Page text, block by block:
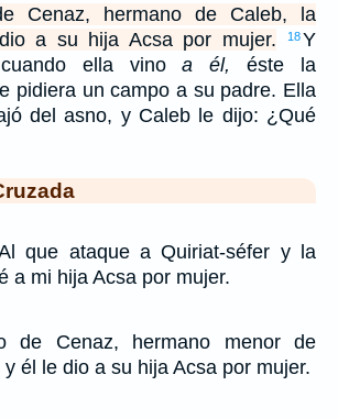
Cenaz, hermano de Caleb, la
a su hija Acsa por mujer.
18Y
ella vinoa él,
éste la
pidiera un campo a su padre. Ella
del asno, y Caleb le dijo: ¿Qué
que ataque a Quiriat-séfer y la
a mi hija Acsa por mujer.
de Cenaz, hermano menor de
él le dio a su hija Acsa por mujer.